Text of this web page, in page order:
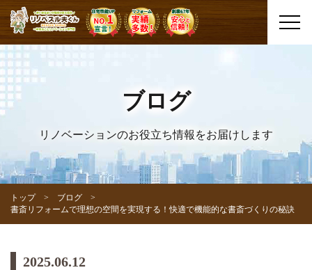
ブログ
リノベーションのお役立ち情報をお届けします
トップ
ブログ
書斎リフォームで理想の空間を実現する！快適で機能的な書斎づくりの秘訣
2025.06.12